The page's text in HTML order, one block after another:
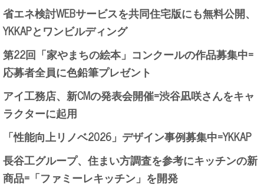
省エネ検討WEBサービスを共同住宅版にも無料公開、
YKKAPとワンビルディング
第22回「家やまちの絵本」コンクールの作品募集中=
応募者全員に色鉛筆プレゼント
アイ工務店、新CMの発表会開催=渋谷凪咲さんをキャ
ラクターに起用
「性能向上リノベ2026」デザイン事例募集中=YKKAP
長谷工グループ、住まい方調査を参考にキッチンの新
商品=「ファミーレキッチン」を開発